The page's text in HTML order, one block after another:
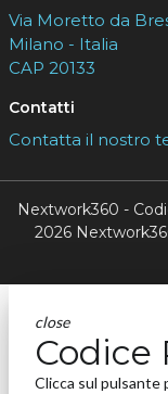
Via Moretto da
Milano - Italia
CAP 20133
Contatti
Contatta il nostro
Nextwork360 -
2026
close
Codice
Clicca sul pulsante